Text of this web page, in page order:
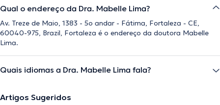
Qual o endereço da Dra. Mabelle Lima?
Av. Treze de Maio, 1383 - 5o andar - Fátima, Fortaleza - CE,
60040-975, Brazil, Fortaleza é o endereço da doutora Mabelle
Lima.
Quais idiomas a Dra. Mabelle Lima fala?
Artigos Sugeridos